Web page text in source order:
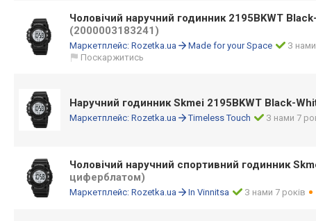
Чоловічий наручний годинник 2195BKWT
(2000003183241)
Маркетплейс: Rozetka.ua Made for your Space З
Поскаржитись
Наручний годинник Skmei 2195BKWT Black-
Маркетплейс: Rozetka.ua Timeless Touch З нами 7
Чоловічий наручний спортивний годинник
циферблатом)
Маркетплейс: Rozetka.ua In Vinnitsa З нами 7 років